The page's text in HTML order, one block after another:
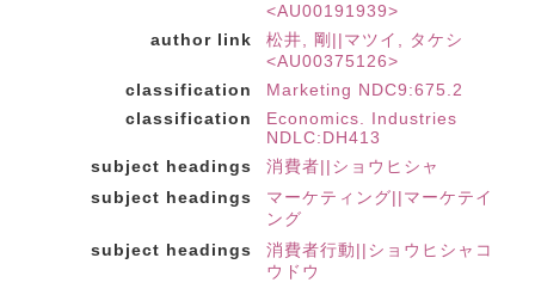
<AU00191939>
author link
松井, 剛||マツイ, タケシ
<AU00375126>
classification
Marketing NDC9:675.2
classification
Economics. Industries
NDLC:DH413
subject headings
消費者||ショウヒシャ
subject headings
マーケティング||マーケテイ
ング
subject headings
消費者行動||ショウヒシャコ
ウドウ